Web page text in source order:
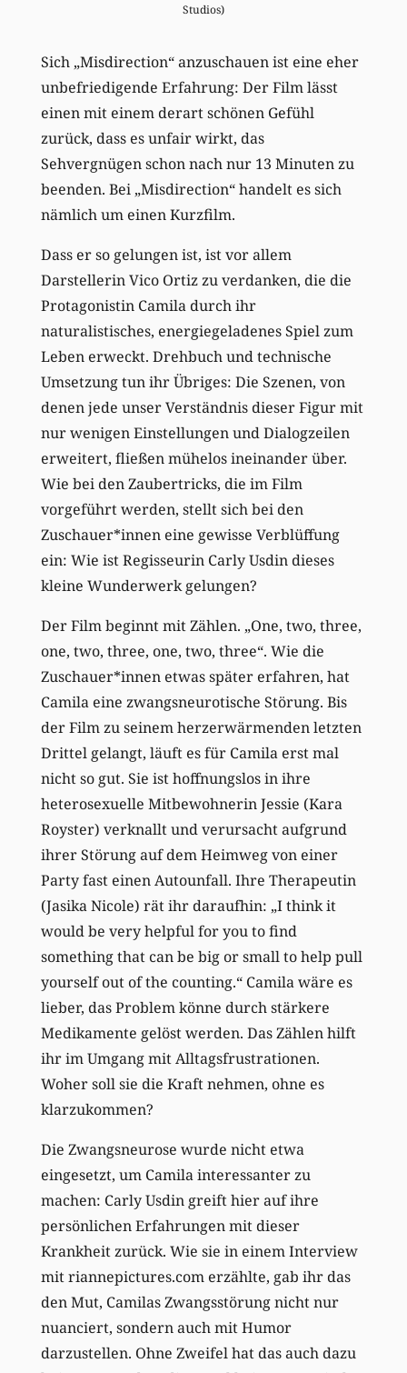
Studios)
Sich „Misdirection“ anzuschauen ist eine eher
unbefriedigende Erfahrung: Der Film lässt
einen mit einem derart schönen Gefühl
zurück, dass es unfair wirkt, das
Sehvergnügen schon nach nur 13 Minuten zu
beenden. Bei „Misdirection“ handelt es sich
nämlich um einen Kurzfilm.
Dass er so gelungen ist, ist vor allem
Darstellerin Vico Ortiz zu verdanken, die die
Protagonistin Camila durch ihr
naturalistisches, energiegeladenes Spiel zum
Leben erweckt. Drehbuch und technische
Umsetzung tun ihr Übriges: Die Szenen, von
denen jede unser Verständnis dieser Figur mit
nur wenigen Einstellungen und Dialogzeilen
erweitert, fließen mühelos ineinander über.
Wie bei den Zaubertricks, die im Film
vorgeführt werden, stellt sich bei den
Zuschauer*innen eine gewisse Verblüffung
ein: Wie ist Regisseurin Carly Usdin dieses
kleine Wunderwerk gelungen?
Der Film beginnt mit Zählen. „One, two, three,
one, two, three, one, two, three“. Wie die
Zuschauer*innen etwas später erfahren, hat
Camila eine zwangsneurotische Störung. Bis
der Film zu seinem herzerwärmenden letzten
Drittel gelangt, läuft es für Camila erst mal
nicht so gut. Sie ist hoffnungslos in ihre
heterosexuelle Mitbewohnerin Jessie (Kara
Royster) verknallt und verursacht aufgrund
ihrer Störung auf dem Heimweg von einer
Party fast einen Autounfall. Ihre Therapeutin
(Jasika Nicole) rät ihr daraufhin: „I think it
would be very helpful for you to find
something that can be big or small to help pull
yourself out of the counting.“ Camila wäre es
lieber, das Problem könne durch stärkere
Medikamente gelöst werden. Das Zählen hilft
ihr im Umgang mit Alltagsfrustrationen.
Woher soll sie die Kraft nehmen, ohne es
klarzukommen?
Die Zwangsneurose wurde nicht etwa
eingesetzt, um Camila interessanter zu
machen: Carly Usdin greift hier auf ihre
persönlichen Erfahrungen mit dieser
Krankheit zurück. Wie sie in einem Interview
mit riannepictures.com erzählte, gab ihr das
den Mut, Camilas Zwangsstörung nicht nur
nuanciert, sondern auch mit Humor
darzustellen. Ohne Zweifel hat das auch dazu